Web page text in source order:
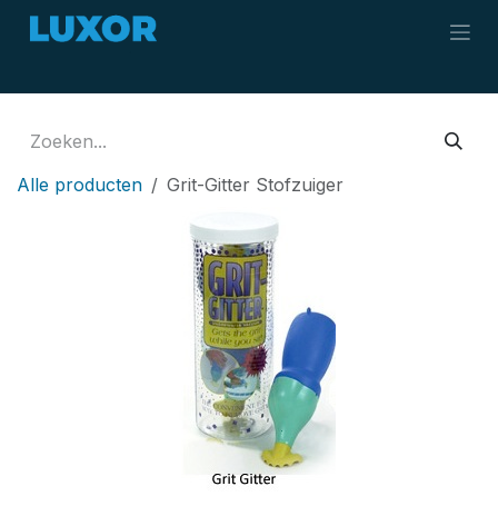
Overslaan naar inhoud
Alle producten Grit-Gitter Stofzuiger